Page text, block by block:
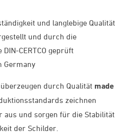
und langlebige Qualität
und durch die
CERTCO geprüft
Germany
überzeugen durch Qualität made
zeichnen
aus und sorgen für die Stabilität
der Schilder.